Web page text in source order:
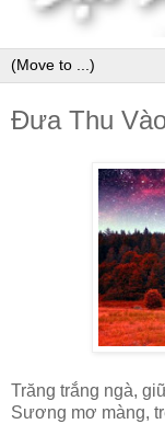
Đưa Thu
Trăng trắng ngà,
Sương mơ màng,